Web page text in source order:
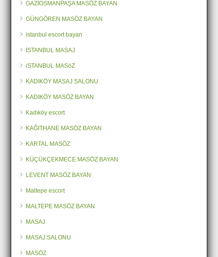
GAZİOSMANPAŞA MASÖZ BAYAN
GÜNGÖREN MASÖZ BAYAN
istanbul escort bayan
İSTANBUL MASAJ
iSTANBUL MASöZ
KADIKÖY MASAJ SALONU
KADIKÖY MASÖZ BAYAN
Kadıköy escort
KAĞITHANE MASÖZ BAYAN
KARTAL MASÖZ
KÜÇÜKÇEKMECE MASÖZ BAYAN
LEVENT MASÖZ BAYAN
Maltepe escort
MALTEPE MASÖZ BAYAN
MASAJ
MASAJ SALONU
MASÖZ